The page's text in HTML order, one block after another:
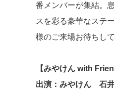
番メンバーが集結。
スを彩る豪華なステ
様のご来場お待ちし
【みやけん with
出演：みやけん 石